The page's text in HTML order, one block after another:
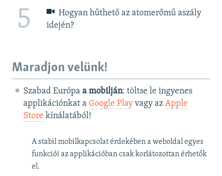
5
Hogyan hűthető az atomerőmű aszály
idején?
Maradjon velünk!
Szabad Európa a mobilján: töltse le ingyenes
applikációnkat a Google Playvagy az Apple
Store kínálatából!
A stabil mobilkapcsolat érdekében a weboldal egyes
funkciói az applikációban csak korlátozottan érhetők
el.